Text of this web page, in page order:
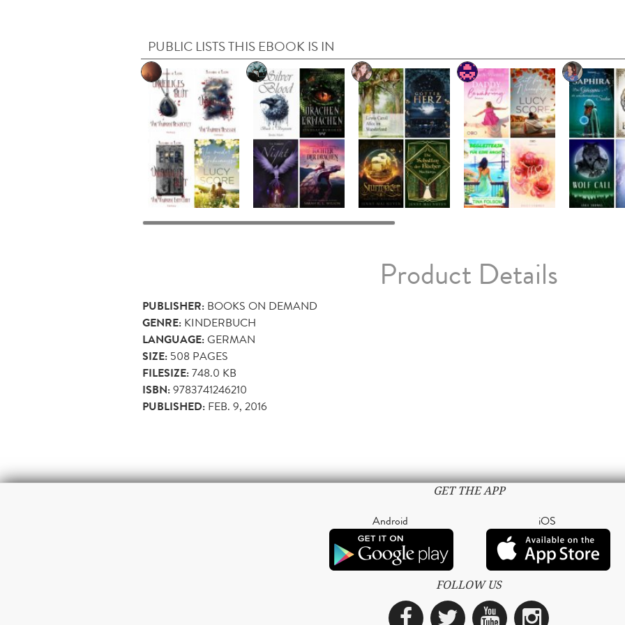
PUBLIC LISTS THIS EBOOK IS IN
Product Details
PUBLISHER: BOOKS ON DEMAND
GENRE: KINDERBUCH
LANGUAGE:GERMAN
SIZE: 508 PAGES
FILESIZE:748.0 KB
ISBN:9783741246210
PUBLISHED: FEB. 9, 2016
GET THE APP
Android iOS
FOLLOW US
Facebook
TwitterYouTube